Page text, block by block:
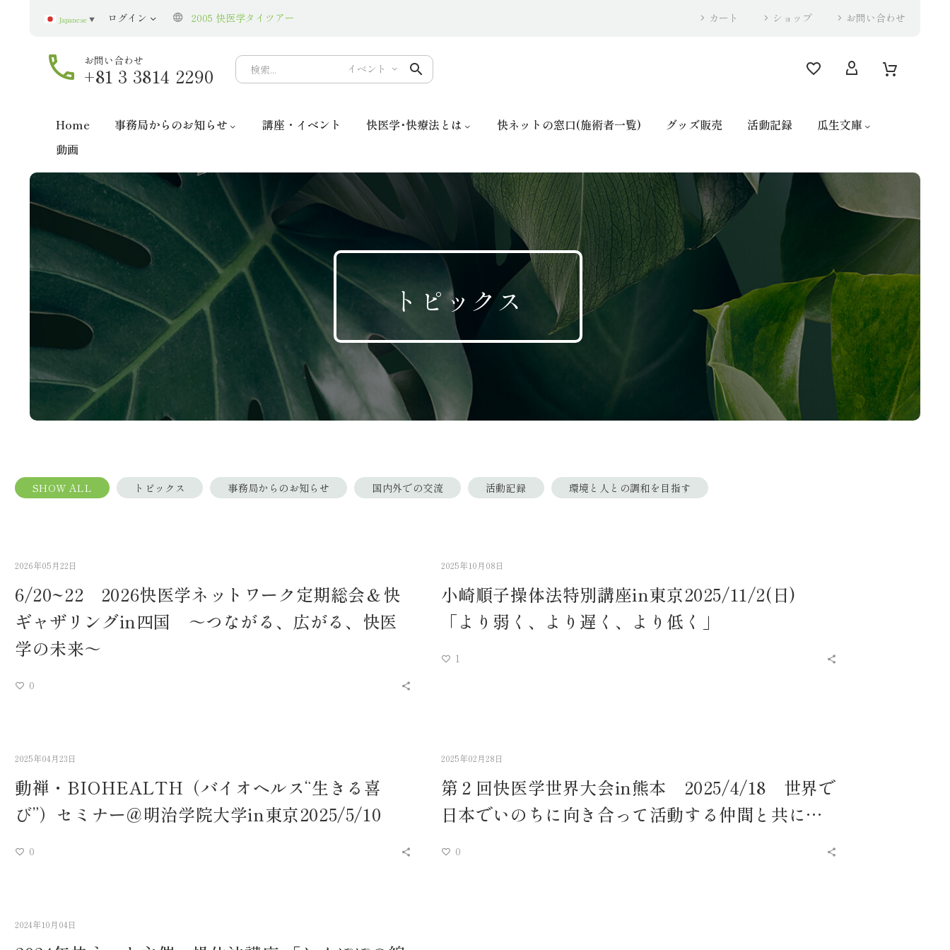
Japanese ▼ ログイン 2005 快医学タイツアー カート ショップ お問い合わせ
お問い合わせ
+81 3 3814 2290 イベント
Home 事務局からのお知らせ 講座・イベント 快医学･快療法とは 快ネットの窓口(施術者一覧) グッズ販売 活動記録
瓜生文庫
動画
トピックス
SHOW ALL トピックス 事務局からのお知らせ 国内外での交流 活動記録 環境と人との調和を目指す
2026年05月22日
6/20~22 2026快医学ネットワーク定期総会＆快
ギャザリングin四国 ～つながる、広がる、快医
学の未来～
0
2025年10月08日
小崎順子操体法特別講座in東京2025/11/2(日)
「より弱く、より遅く、より低く」
1
2025年04月23日
動禅・BIOHEALTH（バイオヘルス“生きる喜
び”）セミナー＠明治学院大学in東京2025/5/10
0
2025年02月28日
第２回快医学世界大会in熊本 2025/4/18 世界で
日本でいのちに向き合って活動する仲間と共に…
0
2024年10月04日